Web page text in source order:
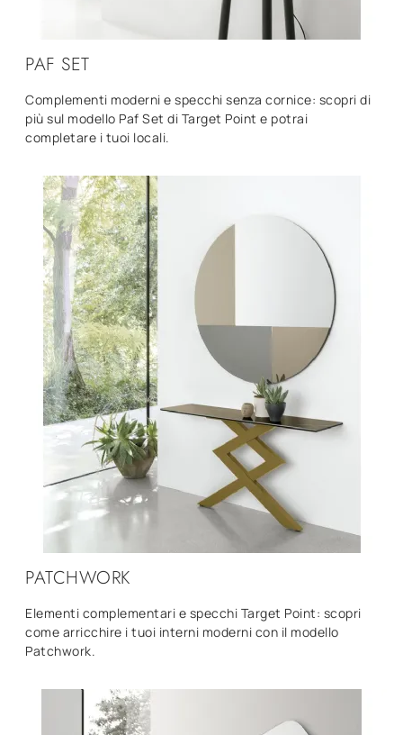
PAF SET
Complementi moderni e specchi senza cornice: scopri di
più sul modello Paf Set di Target Point e potrai
completare i tuoi locali.
PATCHWORK
Elementi complementari e specchi Target Point: scopri
come arricchire i tuoi interni moderni con il modello
Patchwork.